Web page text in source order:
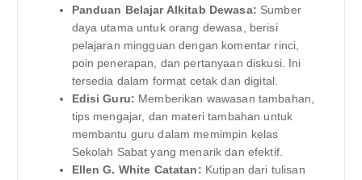
Panduan Belajar Alkitab Dewasa: Sumber
daya utama untuk orang dewasa, berisi
pelajaran mingguan dengan komentar rinci,
poin penerapan, dan pertanyaan diskusi. Ini
tersedia dalam format cetak dan digital.
Edisi Guru: Memberikan wawasan tambahan,
tips mengajar, dan materi tambahan untuk
membantu guru dalam memimpin kelas
Sekolah Sabat yang menarik dan efektif.
Ellen G. White Catatan: Kutipan dari tulisan